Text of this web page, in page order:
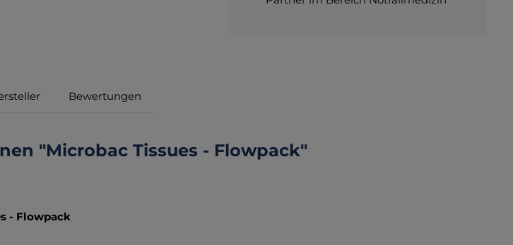
Bewertungen
"Microbac Tissues - Flowpack"
- Flowpack